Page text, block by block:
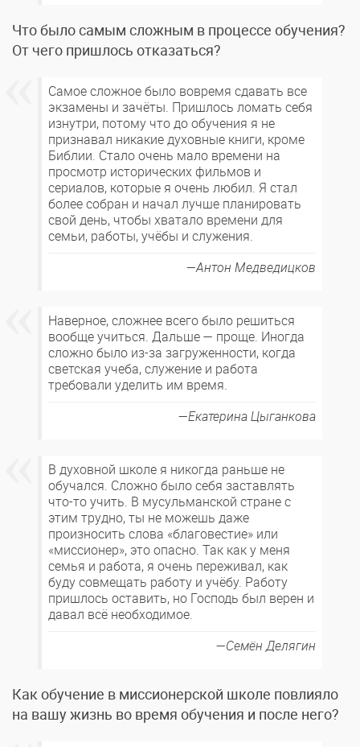
Что было самым сложным в процессе обучения?
От чего пришлось отказаться?
Самое сложное было вовремя сдавать все
экзамены и зачёты. Пришлось ломать себя
изнутри, потому что до обучения я не
признавал никакие духовные книги, кроме
Библии. Стало очень мало времени на
просмотр исторических фильмов и
сериалов, которые я очень любил. Я стал
более собран и начал лучше планировать
свой день, чтобы хватало времени для
семьи, работы, учёбы и служения.
Антон Медведицков
Наверное, сложнее всего было решиться
вообще учиться. Дальше — проще. Иногда
сложно было из-за загруженности, когда
светская учеба, служение и работа
требовали уделить им время.
Екатерина Цыганкова
В духовной школе я никогда раньше не
обучался. Сложно было себя заставлять
что-то учить. В мусульманской стране с
этим трудно, ты не можешь даже
произносить слова «благовестие» или
«миссионер», это опасно. Так как у меня
семья и работа, я очень переживал, как
буду совмещать работу и учёбу. Работу
пришлось оставить, но Господь был верен и
давал всё необходимое.
Семён Делягин
Как обучение в миссионерской школе повлияло
на вашу жизнь во время обучения и после него?